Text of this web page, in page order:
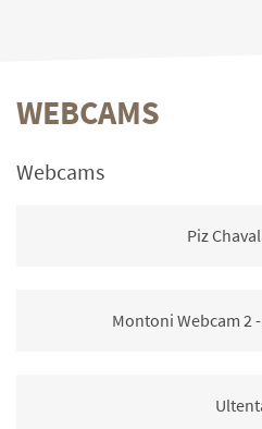
WEBCAMS
Webcams
Piz
Montoni Webcam 2